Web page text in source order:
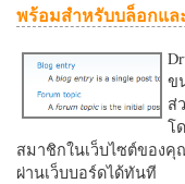
พร้อมสำหรับบล็อกแล
ข
ส่
โ
สมาชิกในเว็บไซต์ของ
ผ่านเว็บบอร์ดได้ทันที